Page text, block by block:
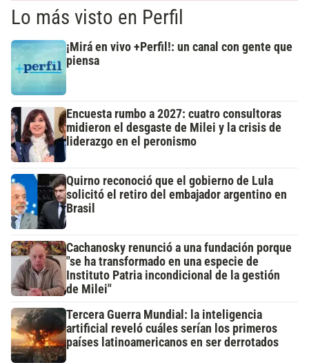
Lo más visto en Perfil
¡Mirá en vivo +Perfil!: un canal con gente que
piensa
Encuesta rumbo a 2027: cuatro consultoras
midieron el desgaste de Milei y la crisis de
liderazgo en el peronismo
Quirno reconoció que el gobierno de Lula
solicitó el retiro del embajador argentino en
Brasil
Cachanosky renunció a una fundación porque
"se ha transformado en una especie de
Instituto Patria incondicional de la gestión
de Milei"
Tercera Guerra Mundial: la inteligencia
artificial reveló cuáles serían los primeros
países latinoamericanos en ser derrotados